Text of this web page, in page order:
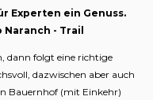
Experten ein Genuss.
- Trail
dann folgt eine richtige
dazwischen aber auch
Bauernhof (mit Einkehr)